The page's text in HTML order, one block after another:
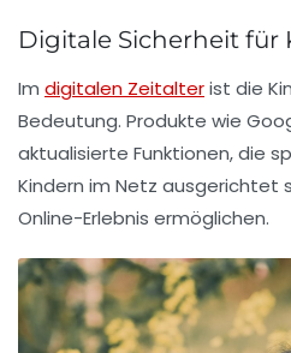
Digitale Sicherheit für
Im digitalen Zeitalterist die
Bedeutung. Produkte wie
aktualisierte Funktionen, die
Kindern im Netz ausgerichtet
Online-Erlebnis ermöglichen.